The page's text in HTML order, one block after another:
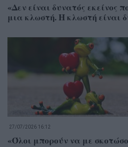
«Δεν είναι δυνατός εκείνος
μια κλωστή. Η κλωστή είναι
27/07/2026 16:12
«Όλοι μπορούν να με